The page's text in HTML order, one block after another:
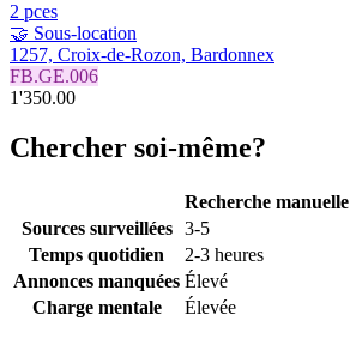
2 pces
🤝 Sous-location
1257, Croix-de-Rozon, Bardonnex
FB.GE.006
1'350.00
Chercher soi-même?
Recherche manuelle
Sources surveillées
3-5
Temps quotidien
2-3 heures
Annonces manquées Élevé
Charge mentale
Élevée